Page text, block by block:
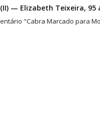
— Elizabeth Teixeira,
"Cabra Marcado para